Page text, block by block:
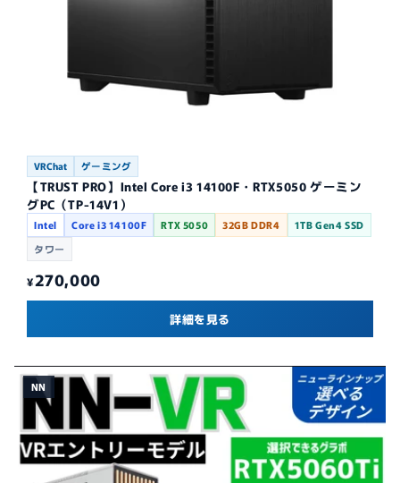
VRChat ゲーミング
【TRUST PRO】Intel Core i3 14100F・RTX5050 ゲーミン
グPC（TP-14V1）
Intel Core i3 14100F RTX 5050 32GB DDR4
1TB Gen4 SSD
タワー
¥270,000
詳細を見る
NN